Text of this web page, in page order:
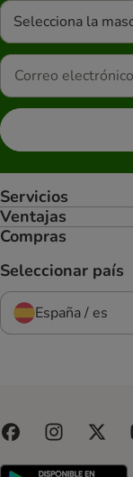
Selecciona la
Servicios
Ventajas
Compras
Seleccionar país
España / es